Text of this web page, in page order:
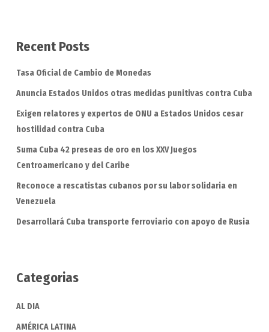
Recent Posts
Tasa Oficial de Cambio de Monedas
Anuncia Estados Unidos otras medidas punitivas contra Cuba
Exigen relatores y expertos de ONU a Estados Unidos cesar
hostilidad contra Cuba
Suma Cuba 42 preseas de oro en los XXV Juegos
Centroamericano y del Caribe
Reconoce a rescatistas cubanos por su labor solidaria en
Venezuela
Desarrollará Cuba transporte ferroviario con apoyo de Rusia
Categorias
AL DIA
AMÉRICA LATINA